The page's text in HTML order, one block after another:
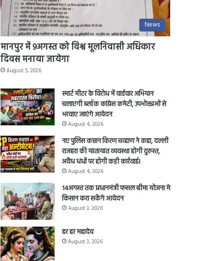
News
मानपुर में 9अगस्त को विश्व मूलनिवासी अधिकार
दिवस मनाया जायेगा
August 5, 2026
स्मार्ट मीटर के विरोध में वार्डवार अभियान
चलाएगी ब्लॉक कांग्रेस कमेटी, उपभोक्ताओं से
भरवाए जाएंगे आवेदन
August 4, 2026
नए पुलिस कप्तान किरण चव्हाण ने कहा, दल्ली
राजहरा की यातायात व्यवस्था होगी दुरुस्त,
अवैध धंधों पर होगी कड़ी कार्रवाई।
August 4, 2026
14अगस्त तक प्रधानमंत्री फसल बीमा योजना मे
किसान करा सकेंगे आवेदन
August 3, 2026
हर हर महादेव
August 3, 2026